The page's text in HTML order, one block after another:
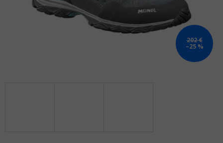
202 €
–25 %